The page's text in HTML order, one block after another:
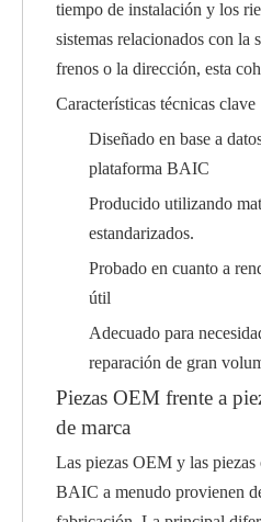
tiempo de instalación y los
sistemas relacionados con la
frenos o la dirección, esta
Características técnicas clave
Diseñado en base a
plataforma BAIC
Producido utilizando
estandarizados.
Probado en cuanto a
útil
Adecuado para
reparación de gran
Piezas OEM frente a
de marca
Las piezas OEM y las piezas
BAIC a menudo provienen